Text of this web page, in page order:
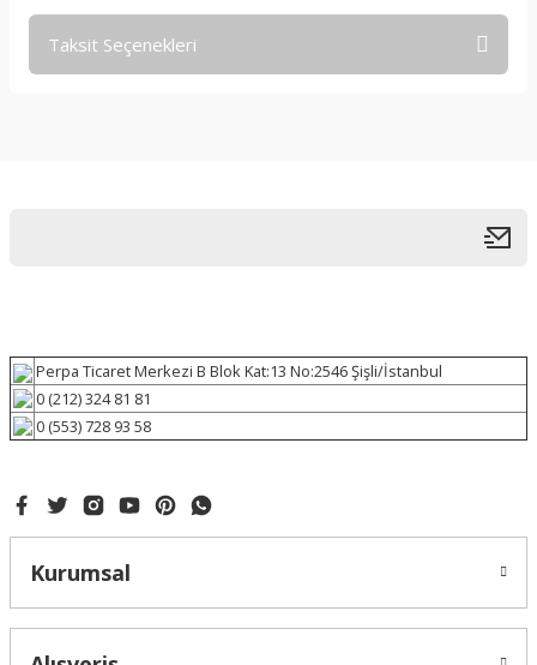
Taksit Seçenekleri
Perpa Ticaret Merkezi B Blok Kat:13 No:2546 Şişli/İstanbul
0 (212) 324 81 81
0 (553) 728 93 58
Kurumsal